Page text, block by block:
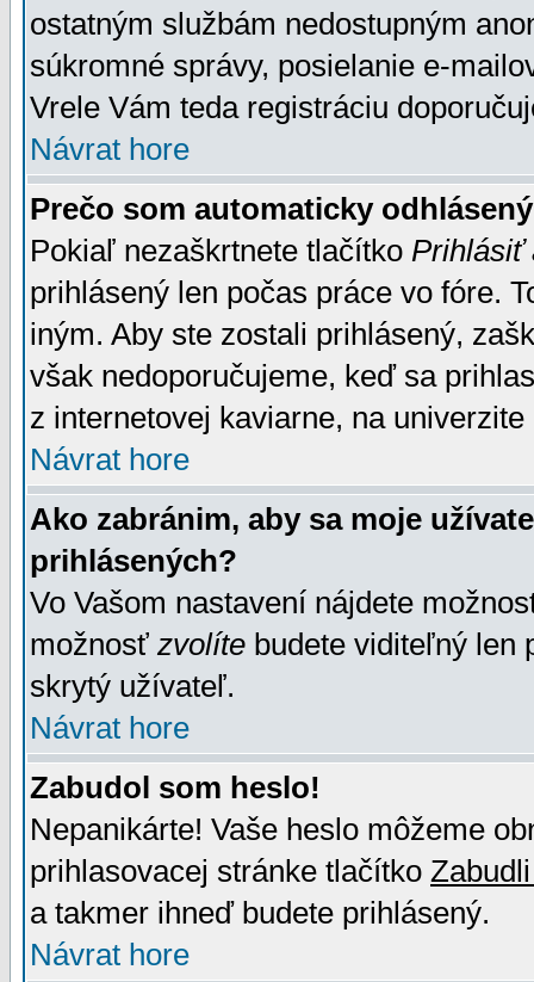
ostatným službám nedostupným
súkromné správy, posielanie e-
Vrele Vám teda registráciu
Návrat hore
Prečo som automaticky
Pokiaľ nezaškrtnete tlačítko Prihlásiť
prihlásený len počas práce vo fóre.
iným. Aby ste zostali prihlásený,
však nedoporučujeme, keď sa
z internetovej kaviarne, na univerzite
Návrat hore
Ako zabránim, aby sa moje
prihlásených?
Vo Vašom nastavení nájdete
možnosť zvolíte budete viditeľný len
skrytý užívateľ.
Návrat hore
Zabudol som heslo!
Nepanikárte! Vaše heslo môžeme
prihlasovacej stránke tlačítko
a takmer ihneď budete prihlásený.
Návrat hore